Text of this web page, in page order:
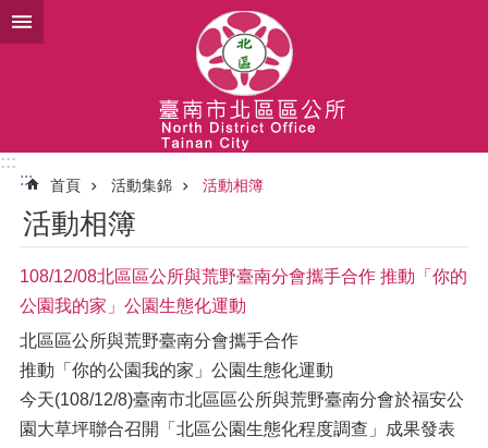
跳到主要內容區塊
:::
:::
首頁 活動集錦 活動相簿
活動相簿
108/12/08北區區公所與荒野臺南分會攜手合作 推動「你的
公園我的家」公園生態化運動
北區區公所與荒野臺南分會攜手合作
推動「你的公園我的家」公園生態化運動
今天(108/12/8)臺南市北區區公所與荒野臺南分會於福安公
園大草坪聯合召開「北區公園生態化程度調查」成果發表